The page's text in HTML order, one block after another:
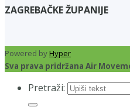
ZAGREBAČKE ŽUPANIJE
Powered byHyper
Sva prava pridržana Air
Pretraži: